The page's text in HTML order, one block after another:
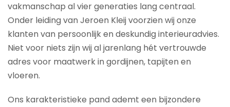
vakmanschap al vier generaties lang centraal.
Onder leiding van Jeroen Kleij voorzien wij onze
klanten van persoonlijk en deskundig interieuradvies.
Niet voor niets zijn wij al jarenlang hét vertrouwde
adres voor maatwerk in gordijnen, tapijten en
vloeren.
Ons karakteristieke pand ademt een bijzondere